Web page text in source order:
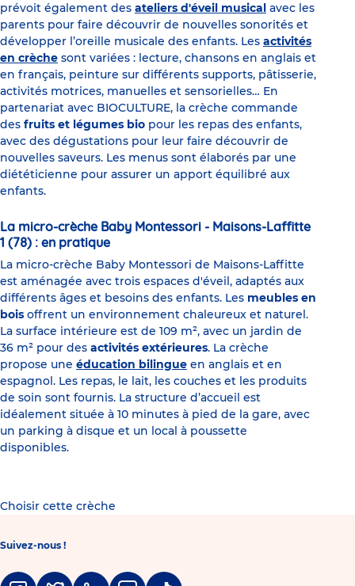
prévoit également des ateliers d'éveil musical avec les
parents pour faire découvrir de nouvelles sonorités et
développer l’oreille musicale des enfants. Les activités
en crèche sont variées : lecture, chansons en anglais et
en français, peinture sur différents supports, pâtisserie,
activités motrices, manuelles et sensorielles… En
partenariat avec BIOCULTURE, la crèche commande
des fruits et légumes bio pour les repas des enfants,
avec des dégustations pour leur faire découvrir de
nouvelles saveurs. Les menus sont élaborés par une
diététicienne pour assurer un apport équilibré aux
enfants.
La micro-crèche Baby Montessori - Maisons-Laffitte
1 (78) : en pratique
La micro-crèche Baby Montessori de Maisons-Laffitte
est aménagée avec trois espaces d'éveil, adaptés aux
différents âges et besoins des enfants. Les meubles en
bois offrent un environnement chaleureux et naturel.
La surface intérieure est de 109 m², avec un jardin de
36 m² pour des activités extérieures. La crèche
propose une éducation bilingue en anglais et en
espagnol. Les repas, le lait, les couches et les produits
de soin sont fournis. La structure d’accueil est
idéalement située à 10 minutes à pied de la gare, avec
un parking à disque et un local à poussette
disponibles.
Choisir cette crèche
Suivez-nous !